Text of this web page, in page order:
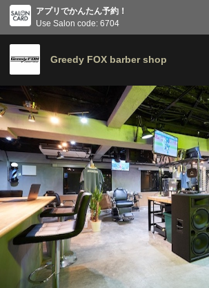
アプリでかんたん予約！
Use Salon code: 6704
メニュー スタッフ Salon
Greedy FOX barber shop